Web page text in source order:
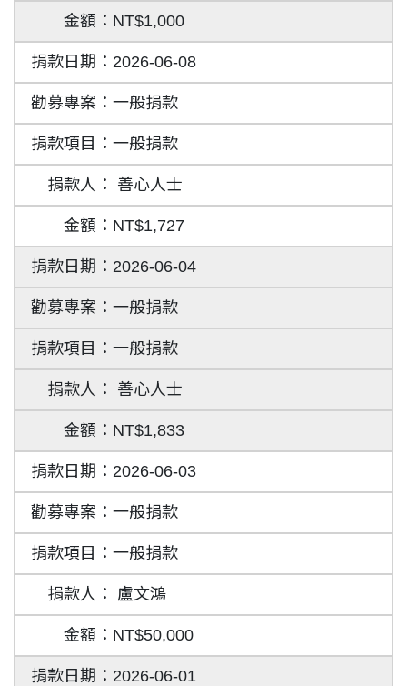
NT$1,000
2026-06-08
一般捐款
一般捐款
善心人士
NT$1,727
2026-06-04
一般捐款
一般捐款
善心人士
NT$1,833
2026-06-03
一般捐款
一般捐款
盧文鴻
NT$50,000
2026-06-01